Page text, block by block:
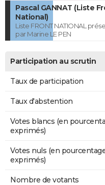
Pascal GANNAT (Liste
National)
Liste FRONT NATIONAL
par Marine LE PEN
Participation au scrutin
Taux de participation
Taux d'abstention
Votes blancs (en
exprimés)
Votes nuls (en
exprimés)
Nombre de votants